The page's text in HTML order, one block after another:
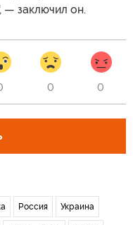
— заключил он.
0 0
Россия Украина